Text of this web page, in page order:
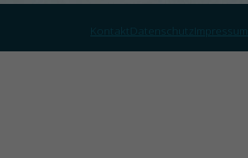
Kontakt DatenschutzImpressum